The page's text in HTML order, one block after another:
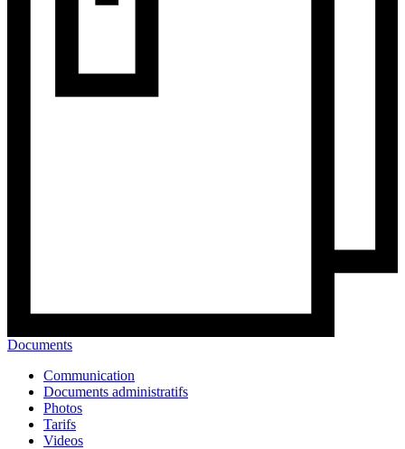
Documents
Communication
Documents administratifs
Photos
Tarifs
Videos